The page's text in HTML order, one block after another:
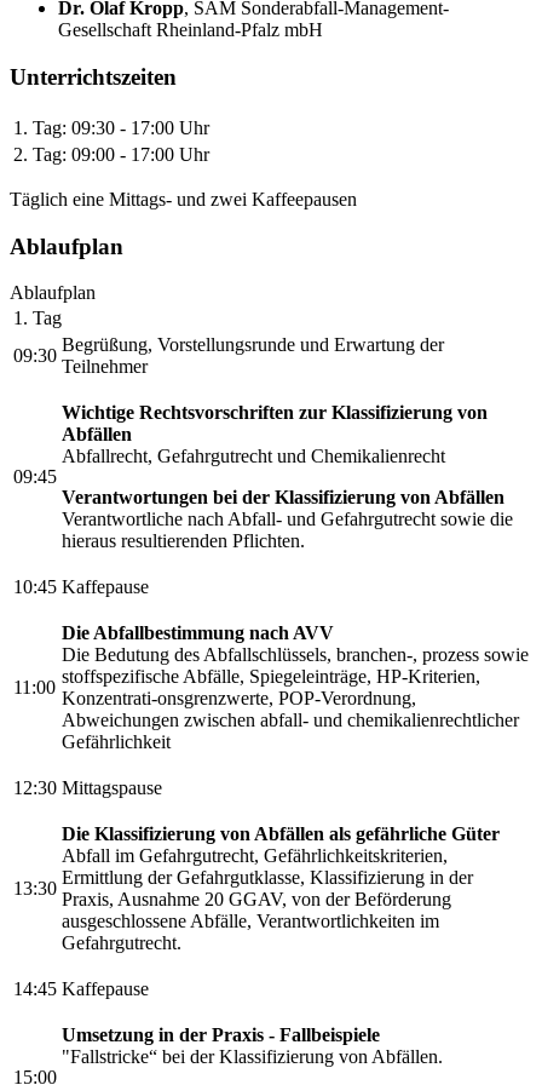
Dr. Olaf Kropp, SAM Sonderabfall-Management-
Gesellschaft Rheinland-Pfalz mbH
Unterrichtszeiten
1. Tag: 09:30 - 17:00 Uhr
2. Tag: 09:00 - 17:00 Uhr
Täglich eine Mittags- und zwei Kaffeepausen
Ablaufplan
Ablaufplan
1. Tag
09:30
Begrüßung, Vorstellungsrunde und Erwartung der
Teilnehmer
09:45
Wichtige Rechtsvorschriften zur Klassifizierung von
Abfällen
Abfallrecht, Gefahrgutrecht und Chemikalienrecht
Verantwortungen bei der Klassifizierung von Abfällen
Verantwortliche nach Abfall- und Gefahrgutrecht sowie die
hieraus resultierenden Pflichten.
10:45 Kaffepause
11:00
Die Abfallbestimmung nach AVV
Die Bedutung des Abfallschlüssels, branchen-, prozess sowie
stoffspezifische Abfälle, Spiegeleinträge, HP-Kriterien,
Konzentrati-onsgrenzwerte, POP-Verordnung,
Abweichungen zwischen abfall- und chemikalienrechtlicher
Gefährlichkeit
12:30 Mittagspause
13:30
Die Klassifizierung von Abfällen als gefährliche Güter
Abfall im Gefahrgutrecht, Gefährlichkeitskriterien,
Ermittlung der Gefahrgutklasse, Klassifizierung in der
Praxis, Ausnahme 20 GGAV, von der Beförderung
ausgeschlossene Abfälle, Verantwortlichkeiten im
Gefahrgutrecht.
14:45 Kaffepause
15:00
Umsetzung in der Praxis - Fallbeispiele
"Fallstricke“ bei der Klassifizierung von Abfällen.